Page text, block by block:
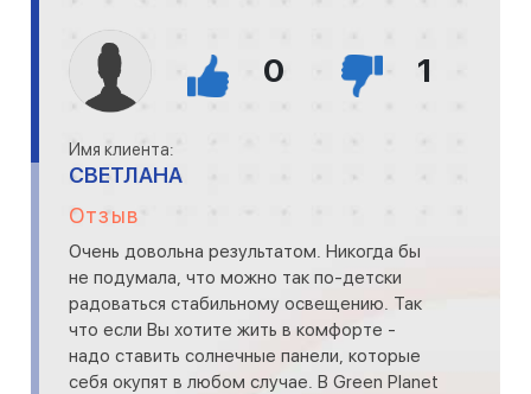
0 1
Имя клиента:
СВЕТЛАНА
Отзыв
Очень довольна результатом. Никогда бы
не подумала, что можно так по-детски
радоваться стабильному освещению. Так
что если Вы хотите жить в комфорте -
надо ставить солнечные панели, которые
себя окупят в любом случае. В Green Planet